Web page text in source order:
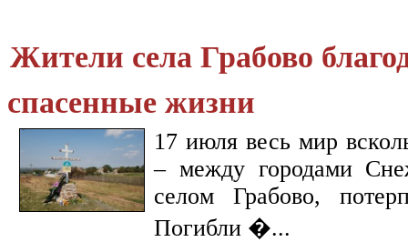
Жители села Грабово
спасенные жизни
17 июля весь мир
– между городами
селом Грабово,
Погибли �...